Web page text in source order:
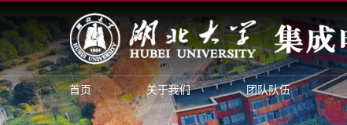
首页 关于我们 团队队伍